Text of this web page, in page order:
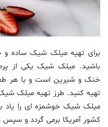
برای تهیه میلک شیک ساده و
باشید. میلک شیک یکی از
خنک و شیرین است و با هر
تهیه کنید. طرز تهیه میلک
میلک شیک خوشمزه ای را
کشور آمریکا برمی گردد و سپس